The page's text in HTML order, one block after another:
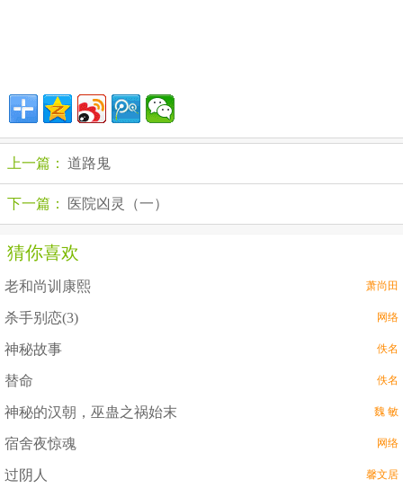
上一篇： 道路鬼
下一篇： 医院凶灵（一）
猜你喜欢
老和尚训康熙 萧尚田
杀手别恋(3) 网络
神秘故事 佚名
替命 佚名
神秘的汉朝，巫蛊之祸始末 魏 敏
宿舍夜惊魂 网络
过阴人 馨文居